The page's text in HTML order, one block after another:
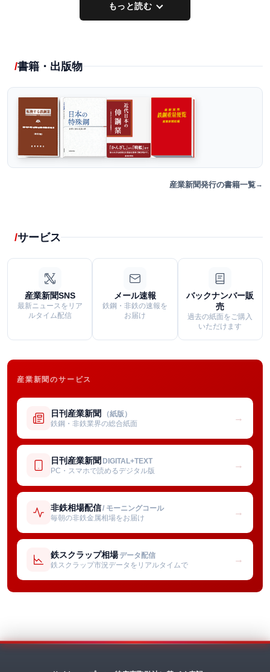
もっと読む
書籍・出版物
産業新聞発行の書籍一覧
サービス
産業新聞SNS
最新ニュースをリア
ルタイム配信
メール速報
鉄鋼・非鉄の速報を
お届け
バックナンバー販
売
過去の紙面をご購入
いただけます
産業新聞のサービス
日刊産業新聞 （紙版）
鉄鋼・非鉄業界の総合紙面
→
日刊産業新聞 DIGITAL+TEXT
PC・スマホで読めるデジタル版
→
非鉄相場配信/ モーニングコール
毎朝の非鉄金属相場をお届け
→
鉄スクラップ相場 データ配信
鉄スクラップ市況データをリアルタイムで
→